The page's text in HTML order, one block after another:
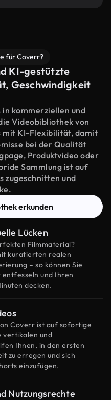
für Coverr?
KI-gestützte
Geschwindigkeit
kommerziellen und
Videobibliothek von
mit KI-Flexibilität, damit
bei der Qualität
Produktvideo oder
Sammlung ist auf
zugeschnitten und
erkunden
Lücken
Filmmaterial?
kuratierten realen
– so können Sie
und Ihren
decken.
Coverr ist auf sofortige
vertikalen und
Ihnen, in den ersten
zu erregen und sich
einzufügen.
Nutzungsrechte